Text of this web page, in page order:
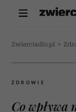
Zwierciadlo.pl >
ZDROWIE
Co